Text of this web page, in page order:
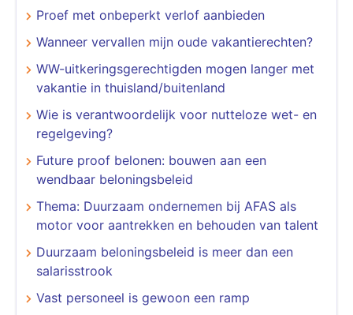
Proef met onbeperkt verlof aanbieden
Wanneer vervallen mijn oude vakantierechten?
WW-uitkeringsgerechtigden mogen langer met
vakantie in thuisland/buitenland
​​​​​​​Wie is verantwoordelijk voor nutteloze wet- en
regelgeving?
Future proof belonen: bouwen aan een
wendbaar beloningsbeleid
Thema: Duurzaam ondernemen bij AFAS als
motor voor aantrekken en behouden van talent
​​​​​​​Duurzaam beloningsbeleid is meer dan een
salarisstrook
​​​​​​​Vast personeel is gewoon een ramp